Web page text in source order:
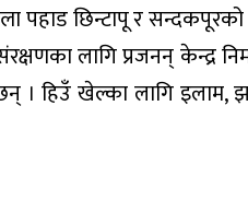
पहाड छिन्टापू र
लागि प्रजनन् केन्द्र
हिउँ खेल्का लागि इलाम,